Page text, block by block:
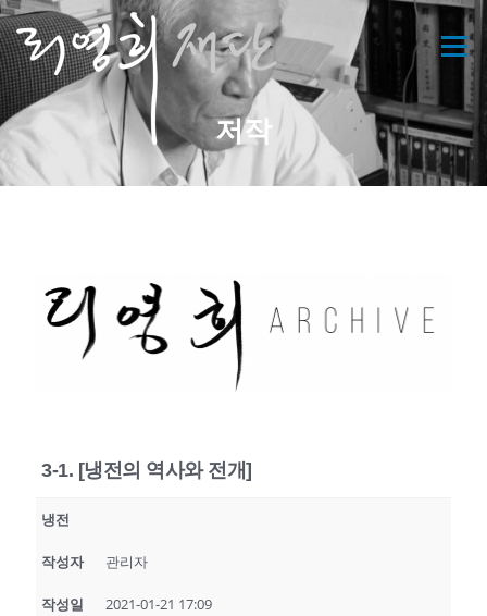
콘
텐
츠
로
바
로
기
메뉴
저작
3-1. [냉전의 역사와 전개]
냉전
작성자 관리자
작성일 2021-01-21 17:09